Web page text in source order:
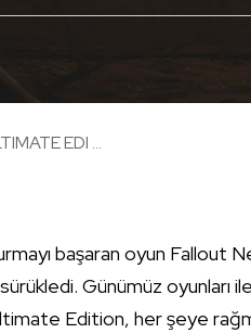
EDI ...
başaran oyun Fallout
Günümüz oyunları ile
Edition, her şeye